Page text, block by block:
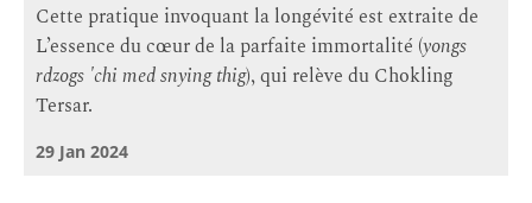
Cette pratique invoquant la longévité est extraite de
L’essence du cœur de la parfaite immortalité (yongs
rdzogs 'chi med snying thig), qui relève du Chokling
Tersar.
29 Jan 2024